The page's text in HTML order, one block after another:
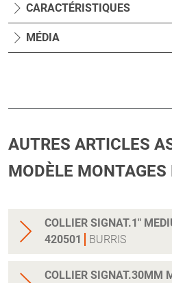
CARACTÉRISTIQUES
MÉDIA
AUTRES ARTICLES
MODÈLE MONTAGES
COLLIER SIGNAT.1"
420501
BURRIS
COLLIER SIGNAT.30MM